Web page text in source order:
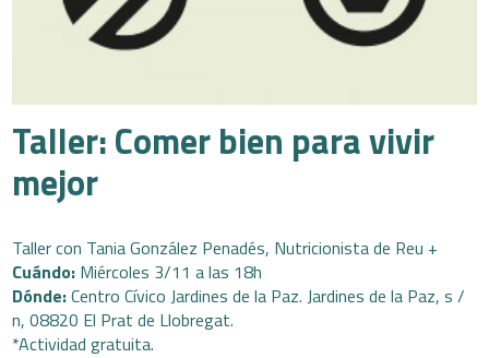
Taller: Comer bien para vivir
mejor
Taller con Tania González Penadés, Nutricionista de Reu +
Cuándo: Miércoles 3/11 a las 18h
Dónde:Centro Cívico Jardines de la Paz. Jardines de la Paz, s /
n, 08820 El Prat de Llobregat.
*Actividad gratuita.